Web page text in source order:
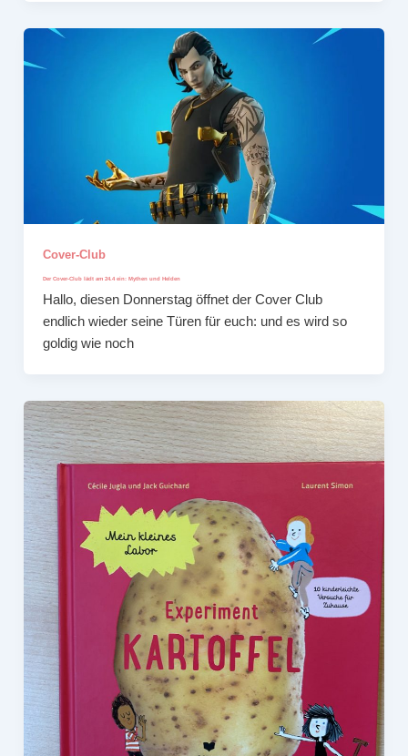
Cover-Club
Der Cover-Club lädt am 24.4 ein: Mythen und Helden
Hallo, diesen Donnerstag öffnet der Cover Club
endlich wieder seine Türen für euch: und es wird so
goldig wie noch